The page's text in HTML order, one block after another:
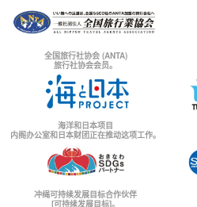
全国旅行社协会 (ANTA)
旅行社协会会员。
海洋和日本项目
内阁办公室和日本财团正在推动这项工作。
冲绳可持续发展目标合作伙伴
[可持续发展目标]。